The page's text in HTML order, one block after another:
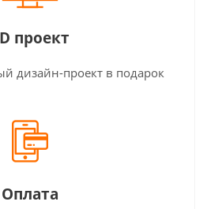
проект
дизайн-проект в подарок
Оплата